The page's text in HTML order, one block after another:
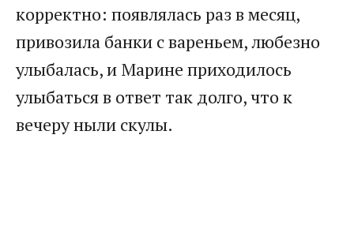
корректно: появлялась раз в месяц,
привозила банки с вареньем, любезно
улыбалась, и Марине приходилось
улыбаться в ответ так долго, что к
вечеру ныли скулы.